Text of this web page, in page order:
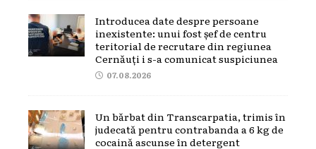
Introducea date despre persoane
inexistente: unui fost șef de centru
teritorial de recrutare din regiunea
Cernăuți i s-a comunicat suspiciunea
07.08.2026
Un bărbat din Transcarpatia, trimis în
judecată pentru contrabanda a 6 kg de
cocaină ascunse în detergent